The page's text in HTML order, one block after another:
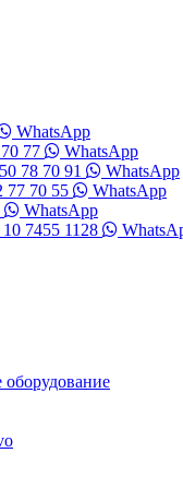
WhatsApp
77
WhatsApp
78 70 91
WhatsApp
77 70 55
WhatsApp
WhatsApp
7455 1128
оборудование